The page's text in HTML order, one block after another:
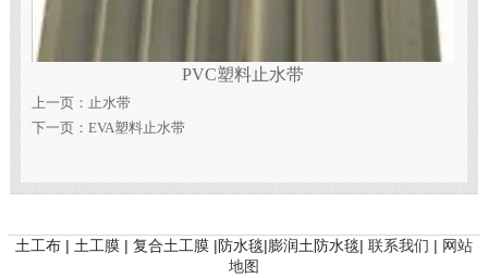
PVC塑料止水带
上一页： 止水带
下一页： EVA塑料止水带
土工布 | 土工膜 | 复合土工膜 |防水毯|膨润土防水毯| 联系我们 | 网站
地图